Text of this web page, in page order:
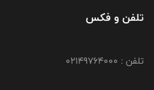
تلفن و فکس
تلفن : 02149764000